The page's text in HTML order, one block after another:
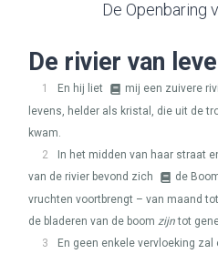
De Openbaring
De rivier van
1 En hij liet
mij een zuivere
levens, helder als kristal, die uit de
kwam.
2
In het midden van haar straat
van de rivier bevond zich
de
vruchten voortbrengt – van maand
de bladeren van de boom zijntot
3
En geen enkele vervloeking